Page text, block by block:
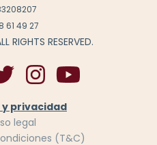
61 49 27
RIGHTS RESERVED.
y privacidad
legal
(T&C)